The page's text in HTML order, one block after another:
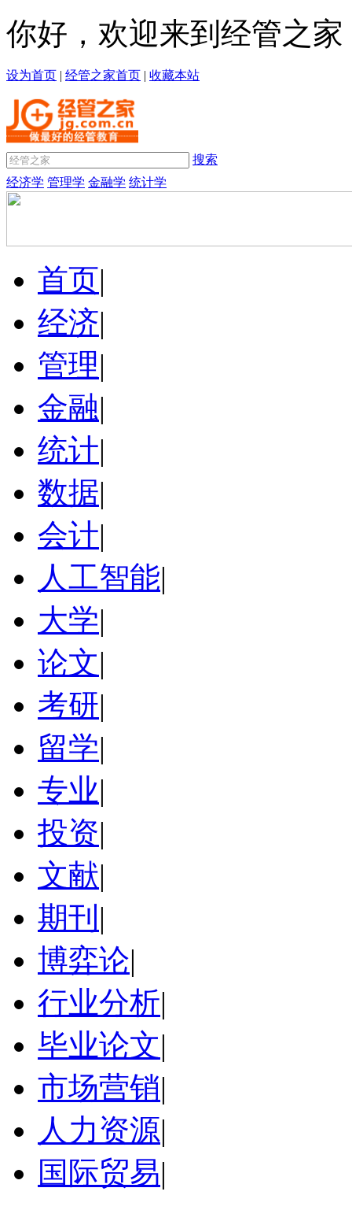
你好，欢迎来到经管之家
设为首页 | 经管之家首页 | 收藏本站
搜索
经济学 管理学 金融学 统计学
首页|
经济|
管理|
金融|
统计|
数据|
会计|
人工智能|
大学|
论文|
考研|
留学|
专业|
投资|
文献|
期刊 |
博弈论|
行业分析|
毕业论文|
市场营销|
人力资源|
国际贸易|